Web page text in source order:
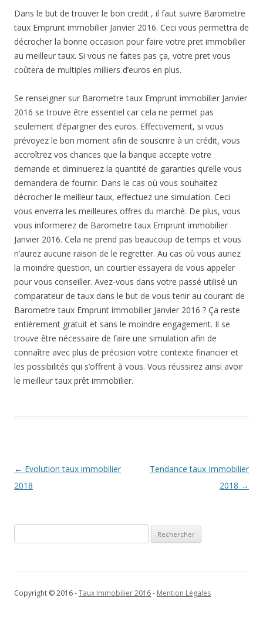
Dans le but de trouver le bon credit , il faut suivre Barometre
taux Emprunt immobilier Janvier 2016. Ceci vous permettra de
décrocher la bonne occasion pour faire votre pret immobilier
au meilleur taux. Si vous ne faites pas ça, votre pret vous
coûtera de multiples milliers d’euros en plus.
Se renseigner sur Barometre taux Emprunt immobilier Janvier
2016 se trouve être essentiel car cela ne permet pas
seulement d’épargner des euros. Effectivement, si vous
prévoyez le bon moment afin de souscrire à un crédit, vous
accroîtrez vos chances que la banque accepte votre
demande et diminuerez la quantité de garanties qu’elle vous
demandera de fournir. Dans le cas où vous souhaitez
décrocher le meilleur taux, effectuez une simulation. Ceci
vous enverra les meilleures offres du marché. De plus, vous
vous informerez de Barometre taux Emprunt immobilier
Janvier 2016. Cela ne prend pas beaucoup de temps et vous
n’aurez aucune raison de le regretter. Au cas où vous auriez
la moindre question, un courtier essayera de vous appeler
pour vous conseiller. Avez-vous dans votre passé utilisé un
comparateur de taux dans le but de vous tenir au courant de
Barometre taux Emprunt immobilier Janvier 2016 ? Ça reste
entièrement gratuit et sans le moindre engagement. Il se
trouve être nécessaire de faire une simulation afin de
connaître avec plus de précision votre contexte financier et
les possibilités qui s’offrent à vous. Vous réussirez ainsi avoir
le meilleur taux prêt immobilier.
Navigation
des
← Evolution taux immobilier
2018
Tendance taux Immobilier
2018 →
Copyright © 2016 -Taux Immobilier 2016- Mention Légales